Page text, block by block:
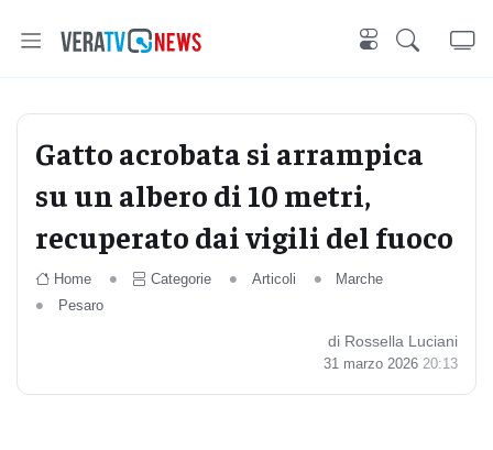
Gatto acrobata si arrampica
su un albero di 10 metri,
recuperato dai vigili del fuoco
Home Categorie Articoli
Marche
Pesaro
di Rossella Luciani
31 marzo 2026 20:13